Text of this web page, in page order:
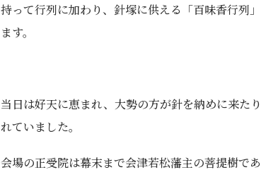
持って行列に加わり、針塚に供える「百味香行列
ます。
当日は好天に恵まれ、大勢の方が針を納めに来た
れていました。
会場の正受院は幕末まで会津若松藩主の菩提樹であ